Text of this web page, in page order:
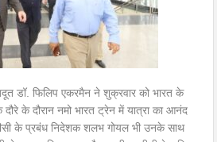
डॉ. फिलिप एकरमैन ने शुक्रवार को भारत के
के दौरान नमो भारत ट्रेन में यात्रा का आनंद
के प्रबंध निदेशक शलभ गोयल भी उनके साथ